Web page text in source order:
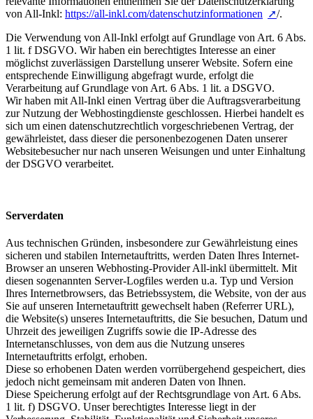
von All-Inkl: https://all-inkl.com/datenschutzinformationen
/.
Die Verwendung von All-Inkl erfolgt auf Grundlage von Art. 6 Abs.
1 lit. f DSGVO. Wir haben ein berechtigtes Interesse an einer
möglichst zuverlässigen Darstellung unserer Website. Sofern eine
entsprechende Einwilligung abgefragt wurde, erfolgt die
Verarbeitung auf Grundlage von Art. 6 Abs. 1 lit. a DSGVO.
Wir haben mit All-Inkl einen Vertrag über die Auftragsverarbeitung
zur Nutzung der Webhostingdienste geschlossen. Hierbei handelt es
sich um einen datenschutzrechtlich vorgeschriebenen Vertrag, der
gewährleistet, dass dieser die personenbezogenen Daten unserer
Websitebesucher nur nach unseren Weisungen und unter Einhaltung
der DSGVO verarbeitet.
Serverdaten
Aus technischen Gründen, insbesondere zur Gewährleistung eines
sicheren und stabilen Internetauftritts, werden Daten Ihres Internet-
Browser an unseren Webhosting-Provider All-inkl übermittelt. Mit
diesen sogenannten Server-Logfiles werden u.a. Typ und Version
Ihres Internetbrowsers, das Betriebssystem, die Website, von der aus
Sie auf unseren Internetauftritt gewechselt haben (Referrer URL),
die Website(s) unseres Internetauftritts, die Sie besuchen, Datum und
Uhrzeit des jeweiligen Zugriffs sowie die IP-Adresse des
Internetanschlusses, von dem aus die Nutzung unseres
Internetauftritts erfolgt, erhoben.
Diese so erhobenen Daten werden vorrübergehend gespeichert, dies
jedoch nicht gemeinsam mit anderen Daten von Ihnen.
Diese Speicherung erfolgt auf der Rechtsgrundlage von Art. 6 Abs.
1 lit. f) DSGVO. Unser berechtigtes Interesse liegt in der